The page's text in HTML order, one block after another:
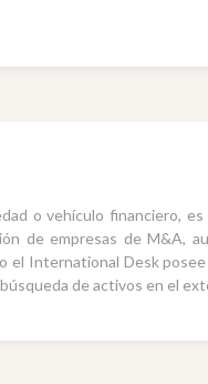
o vehículo financiero,
de empresas de M&A,
el International Desk
de activos en el